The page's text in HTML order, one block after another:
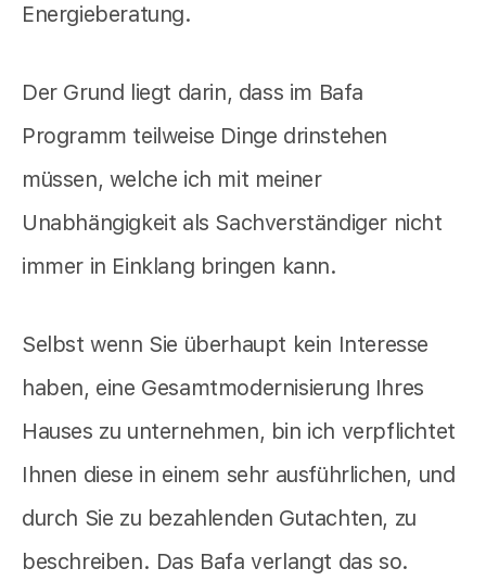
Energieberatung.
Der Grund liegt darin, dass im Bafa
Programm teilweise Dinge drinstehen
müssen, welche ich mit meiner
Unabhängigkeit als Sachverständiger nicht
immer in Einklang bringen kann.
Selbst wenn Sie überhaupt kein Interesse
haben, eine Gesamtmodernisierung Ihres
Hauses zu unternehmen, bin ich verpflichtet
Ihnen diese in einem sehr ausführlichen, und
durch Sie zu bezahlenden Gutachten, zu
beschreiben. Das Bafa verlangt das so.